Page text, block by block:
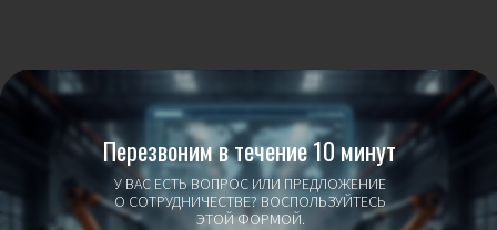
У ВАС ЕСТЬ ВОПРОС ИЛИ ПРЕДЛОЖЕНИЕ
О СОТРУДНИЧЕСТВЕ? ВОСПОЛЬЗУЙТЕСЬ
ЭТОЙ ФОРМОЙ.
Перезвоним в течение 10 минут